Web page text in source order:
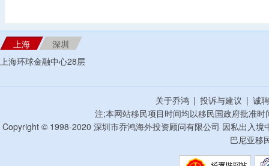
上海
深圳
上海环球金融中心28层
关于乔鸿 | 投诉与建议 | 诚
注;本网站移民项目时间均以移民国政府批准
Copyright © 1998-2020 深圳市乔鸿海外投资顾问有限公司 因私出入
巴尼亚移